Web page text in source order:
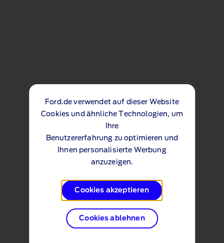
Ford.de verwendet auf dieser Website
Cookies und ähnliche Technologien, um
Ihre
Benutzererfahrung zu optimieren und
Ihnen personalisierte Werbung
anzuzeigen.
Cookies akzeptieren
Cookies ablehnen